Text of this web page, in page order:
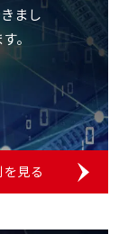
まし
。
見る